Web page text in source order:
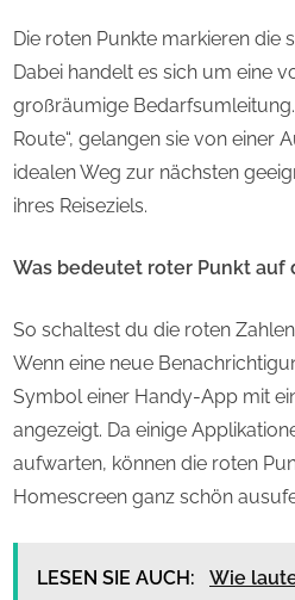
Die roten Punkte markieren die
Dabei handelt es sich um eine
großräumige
Route“, gelangen sie von einer
idealen Weg zur nächsten
ihres Reiseziels.
Was bedeutet roter Punkt auf
So schaltest du die roten
Wenn eine neue
Symbol einer Handy-App mit
angezeigt. Da einige
aufwarten, können die roten
Homescreen ganz schön
LESEN SIE AUCH:
Wie